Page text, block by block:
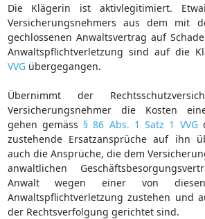
Die Klägerin ist aktivlegitimiert.
Versicherungsnehmers aus dem mit
gechlossenen Anwaltsvertrag auf
Anwaltspflichtverletzung sind auf die
VVGübergegangen.
Übernimmt der
Versicherungsnehmer die Kosten
gehen gemäss § 86 Abs. 1 Satz 1 VVG
zustehende Ersatzansprüche auf ihn
auch die Ansprüche, die dem
anwaltlichen
Anwalt wegen einer von
Anwaltspflichtverletzung zustehen und
der Rechtsverfolgung gerichtet sind.